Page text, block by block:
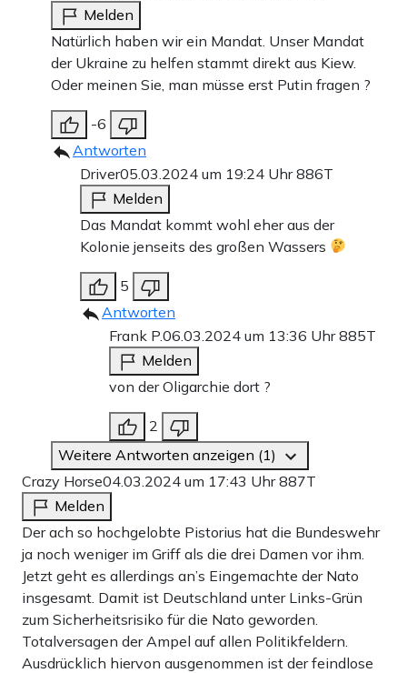
Melden
Natürlich haben wir ein Mandat. Unser Mandat
der Ukraine zu helfen stammt direkt aus Kiew.
Oder meinen Sie, man müsse erst Putin fragen ?
-6
Antworten
Driver05.03.2024 um 19:24 Uhr886T
Melden
Das Mandat kommt wohl eher aus der
Kolonie jenseits des großen Wassers
5
Antworten
Frank P.06.03.2024 um 13:36 Uhr885T
Melden
von der Oligarchie dort ?
2
Weitere Antworten anzeigen (1)
Crazy Horse04.03.2024 um 17:43 Uhr887T
Melden
Der ach so hochgelobte Pistorius hat die Bundeswehr
ja noch weniger im Griff als die drei Damen vor ihm.
Jetzt geht es allerdings an’s Eingemachte der Nato
insgesamt. Damit ist Deutschland unter Links-Grün
zum Sicherheitsrisiko für die Nato geworden.
Totalversagen der Ampel auf allen Politikfeldern.
Ausdrücklich hiervon ausgenommen ist der feindlose